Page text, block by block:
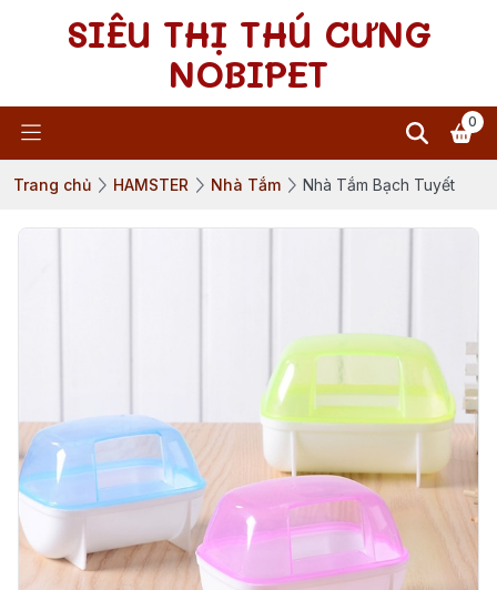
SIÊU THỊ THÚ CƯNG
NOBIPET
0
Trang chủ HAMSTER Nhà Tắm Nhà Tắm Bạch Tuyết